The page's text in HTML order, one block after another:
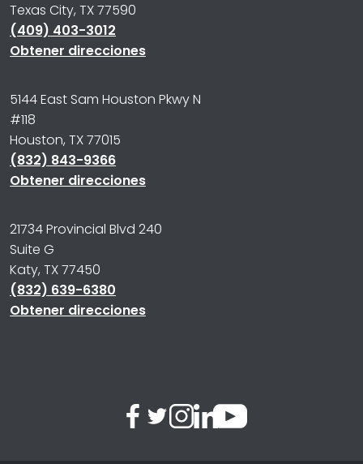
Texas City, TX 77590
(409) 403-3012
Obtener direcciones
5144 East Sam Houston Pkwy N
#118
Houston, TX 77015
(832) 843-9366
Obtener direcciones
21734 Provincial Blvd 240
Suite G
Katy, TX 77450
(832) 639-6380
Obtener direcciones